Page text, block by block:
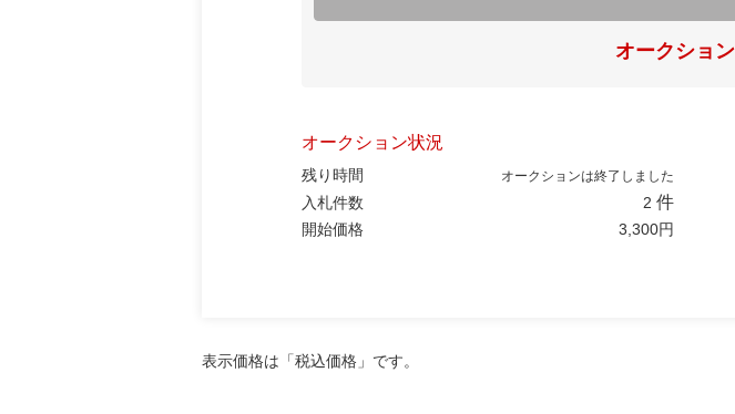
オークショ
オークション状況
残り時間 オークションは終了しました
入札件数 2 件
開始価格 3,300円
表示価格は「税込価格」です。